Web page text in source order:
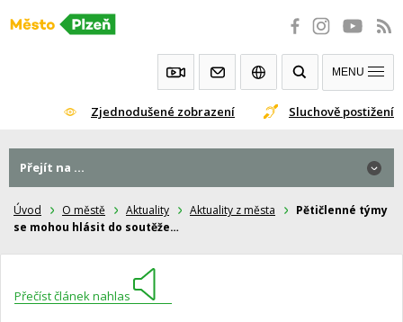
Přeskočit
Zjednodušené zobrazení Sluchově postižení
MENU
Úvod O městě Aktuality Aktuality z města
Pětičlenné týmy
se mohou hlásit do soutěže…
Přečíst článek nahlas
Přejít na ...